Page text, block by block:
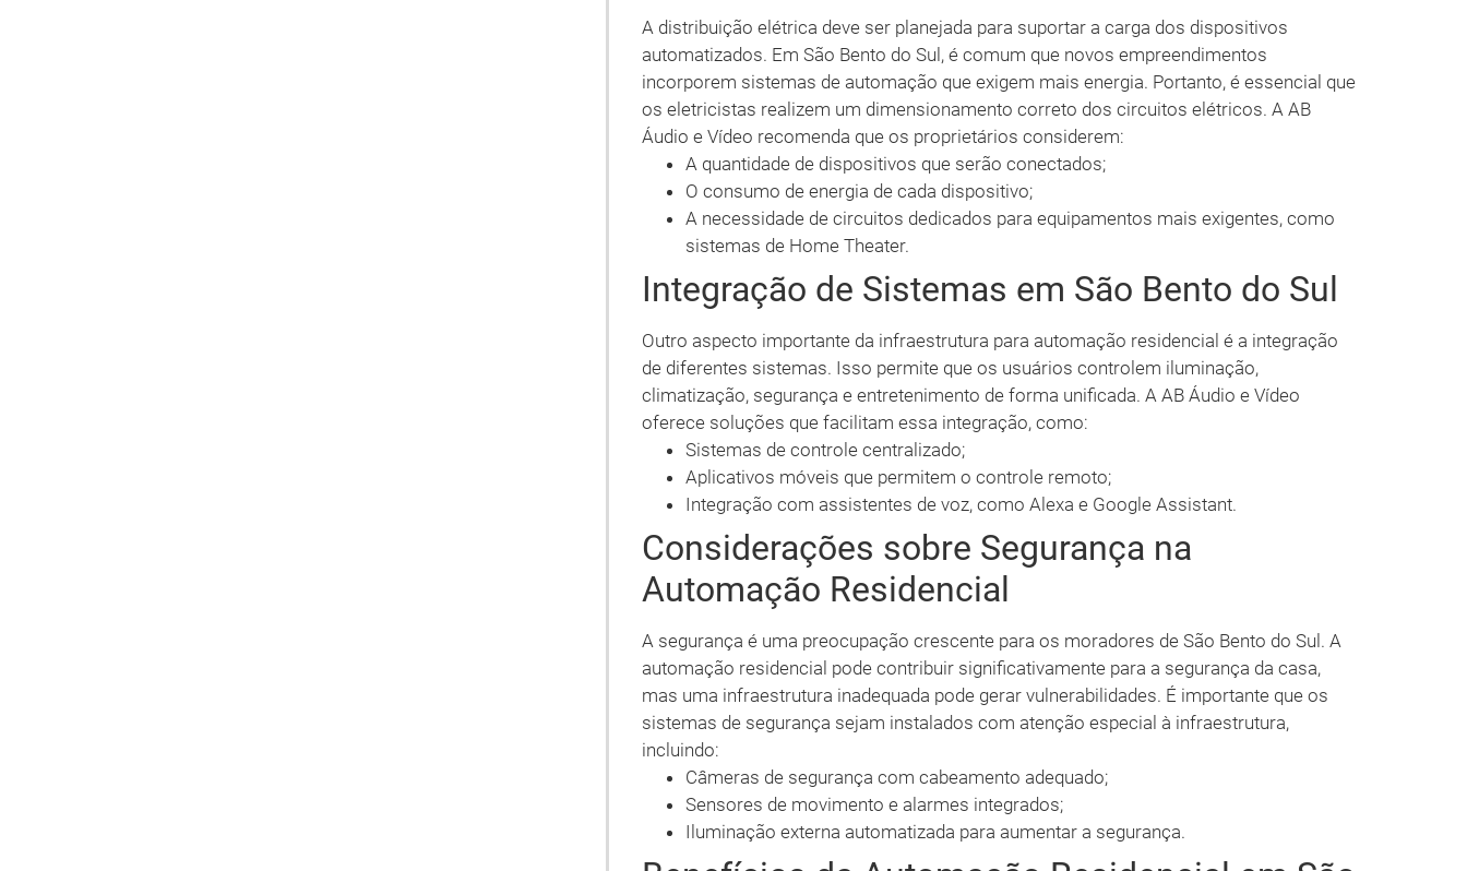
A distribuição elétrica deve ser planejada para suportar a carga dos dispositivos
automatizados. Em São Bento do Sul, é comum que novos empreendimentos
incorporem sistemas de automação que exigem mais energia. Portanto, é essencial que
os eletricistas realizem um dimensionamento correto dos circuitos elétricos. A AB
Áudio e Vídeo recomenda que os proprietários considerem:
A quantidade de dispositivos que serão conectados;
O consumo de energia de cada dispositivo;
A necessidade de circuitos dedicados para equipamentos mais exigentes, como
sistemas de Home Theater.
Integração de Sistemas em São Bento do Sul
Outro aspecto importante da infraestrutura para automação residencial é a integração
de diferentes sistemas. Isso permite que os usuários controlem iluminação,
climatização, segurança e entretenimento de forma unificada. A AB Áudio e Vídeo
oferece soluções que facilitam essa integração, como:
Sistemas de controle centralizado;
Aplicativos móveis que permitem o controle remoto;
Integração com assistentes de voz, como Alexa e Google Assistant.
Considerações sobre Segurança na
Automação Residencial
A segurança é uma preocupação crescente para os moradores de São Bento do Sul. A
automação residencial pode contribuir significativamente para a segurança da casa,
mas uma infraestrutura inadequada pode gerar vulnerabilidades. É importante que os
sistemas de segurança sejam instalados com atenção especial à infraestrutura,
incluindo:
Câmeras de segurança com cabeamento adequado;
Sensores de movimento e alarmes integrados;
Iluminação externa automatizada para aumentar a segurança.